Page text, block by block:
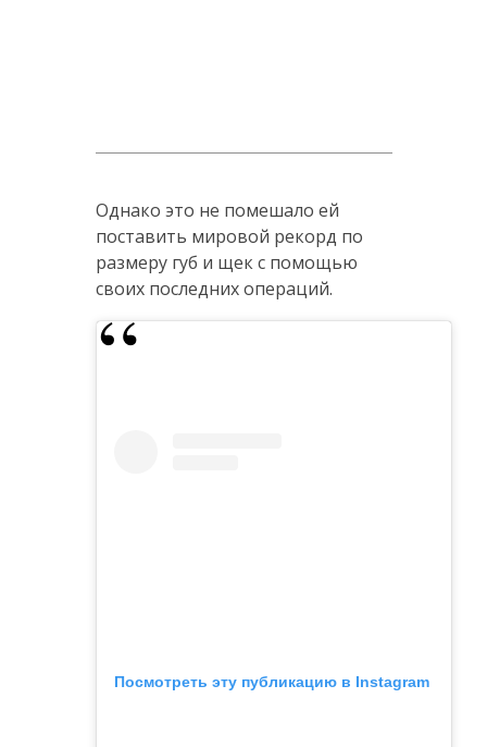
Однако это не помешало ей
поставить мировой рекорд по
размеру губ и щек с помощью
своих последних операций.
Посмотреть эту публикацию в Instagram